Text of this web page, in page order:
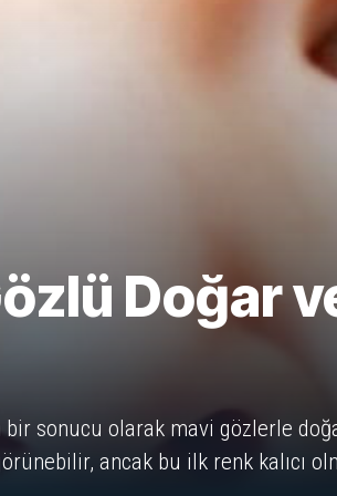
Doğar
sonucu olarak mavi gözlerle
ancak bu ilk renk kalıcı